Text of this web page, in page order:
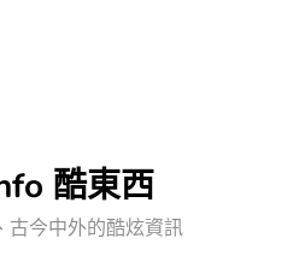
酷東西
古今中外的酷炫資訊